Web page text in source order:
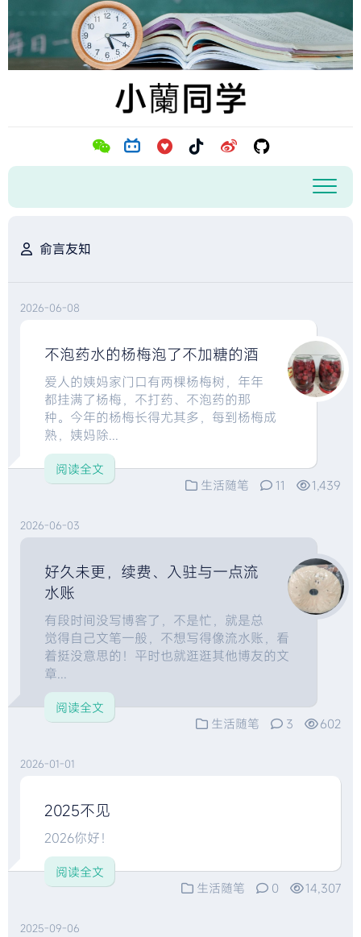
内
容
俞言友知
2026-06-08
不泡药水的杨梅泡了不加糖的酒
爱人的姨妈家门口有两棵杨梅树，年年
都挂满了杨梅，不打药、不泡药的那
种。今年的杨梅长得尤其多，每到杨梅成
熟，姨妈除...
阅读全文
生活随笔
11 1,439
2026-06-03
好久未更，续费、入驻与一点流
水账
有段时间没写博客了，不是忙，就是总
觉得自己文笔一般，不想写得像流水账，看
着挺没意思的！平时也就逛逛其他博友的文
章...
阅读全文
生活随笔
3 602
2026-01-01
2025不见
2026你好！
阅读全文
生活随笔
0 14,307
2025-09-06